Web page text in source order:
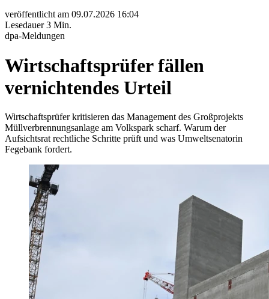
veröffentlicht am 09.07.2026 16:04
Lesedauer3 Min.
dpa-Meldungen
Wirtschaftsprüfer fällen
vernichtendes Urteil
Wirtschaftsprüfer kritisieren das Management des Großprojekts
Müllverbrennungsanlage am Volkspark scharf. Warum der
Aufsichtsrat rechtliche Schritte prüft und was Umweltsenatorin
Fegebank fordert.